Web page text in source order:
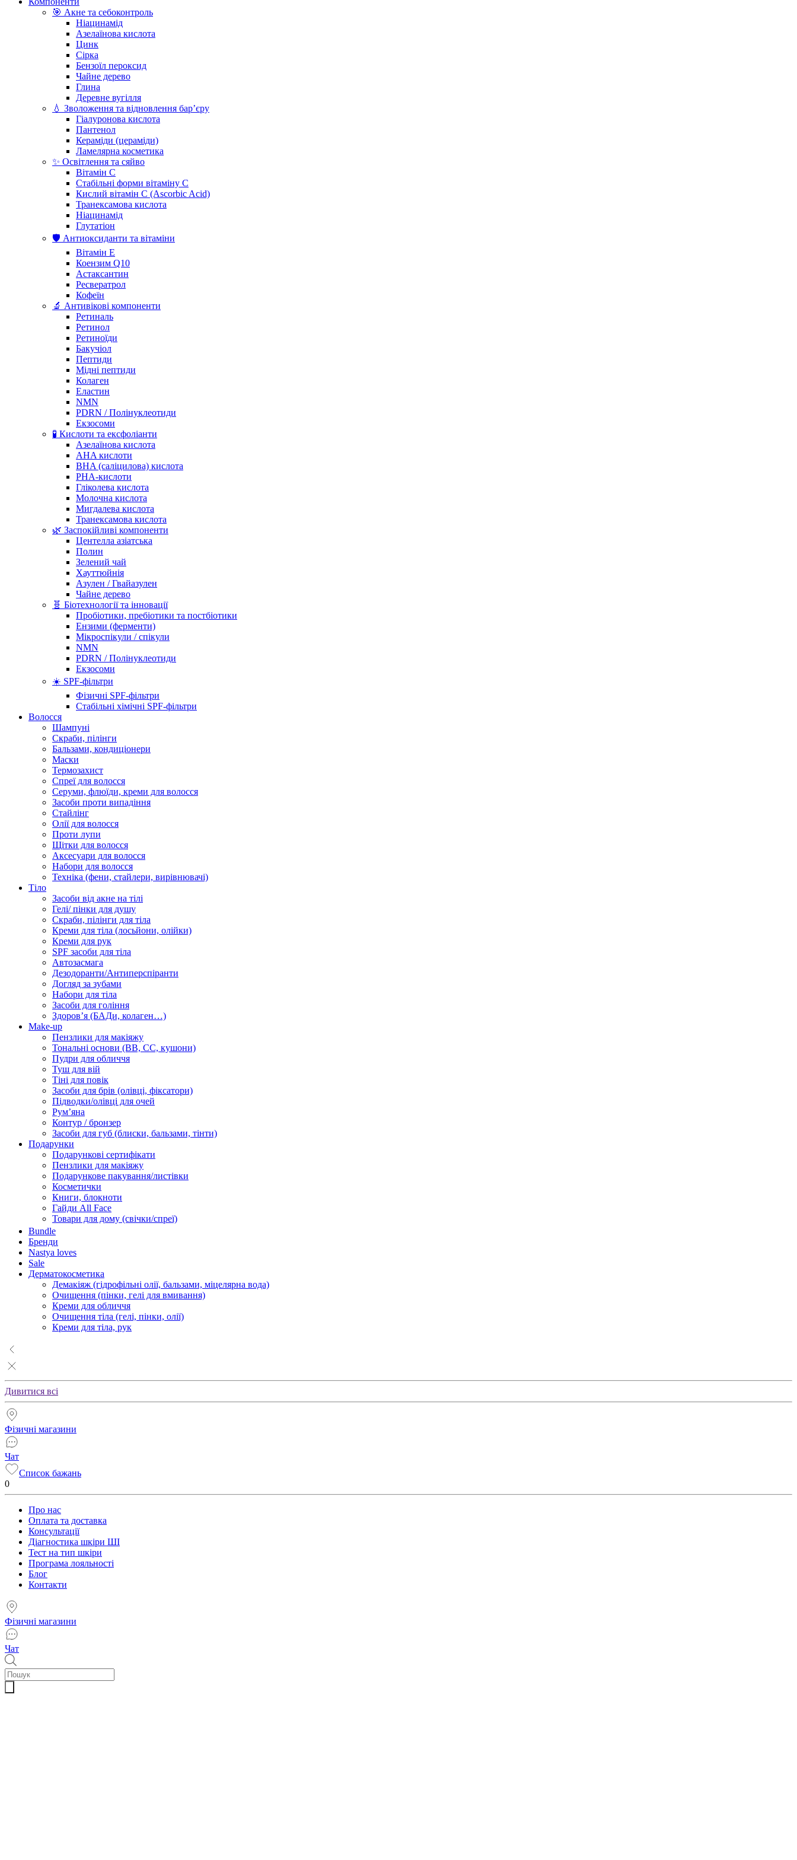
🎯 Акне та себоконтроль
Ніацинамід
Азелаїнова кислота
Цинк
Сірка
Бензоїл пероксид
Чайне дерево
Глина
Деревне вугілля
💧 Зволоження та відновлення бар’єру
Гіалуронова кислота
Пантенол
Кераміди (цераміди)
Ламелярна косметика
✨ Освітлення та сяйво
Вітамін С
Стабільні форми вітаміну С
Кислий вітамін С (Ascorbic Acid)
Транексамова кислота
Ніацинамід
Глутатіон
🛡️ Антиоксиданти та вітаміни
Вітамін Е
Коензим Q10
Астаксантин
Ресвератрол
Кофеїн
🔬 Антивікові компоненти
Ретиналь
Ретинол
Ретиноїди
Бакучіол
Пептиди
Мідні пептиди
Колаген
Еластин
NMN
PDRN / Полінуклеотиди
Екзосоми
🧪 Кислоти та ексфоліанти
Азелаїнова кислота
AHA кислоти
BHA (саліцилова) кислота
PHA-кислоти
Гліколева кислота
Молочна кислота
Мигдалева кислота
Транексамова кислота
🌿 Заспокійливі компоненти
Центелла азіатська
Полин
Зелений чай
Хауттюйнія
Азулен / Гвайазулен
Чайне дерево
🧬 Біотехнології та інновації
Пробіотики, пребіотики та постбіотики
Ензими (ферменти)
Мікроспікули / спікули
NMN
PDRN / Полінуклеотиди
Екзосоми
☀️ SPF-фільтри
Фізичні SPF-фільтри
Стабільні хімічні SPF-фільтри
Волосся
Шампуні
Скраби, пілінги
Бальзами, кондиціонери
Маски
Термозахист
Спреї для волосся
Серуми, флюїди, креми для волосся
Засоби проти випадіння
Стайлінг
Олії для волосся
Проти лупи
Щітки для волосся
Аксесуари для волосся
Набори для волосся
Техніка (фени, стайлери, вирівнювачі)
Тіло
Засоби від акне на тілі
Гелі/ пінки для душу
Скраби, пілінги для тіла
Креми для тіла (лосьйони, олійки)
Креми для рук
SPF засоби для тіла
Автозасмага
Дезодоранти/Антиперспіранти
Догляд за зубами
Набори для тіла
Засоби для гоління
Здоровʼя (БАДи, колаген…)
Make-up
Пензлики для макіяжу
Тональні основи (BB, CC, кушони)
Пудри для обличчя
Туш для вій
Тіні для повік
Засоби для брів (олівці, фіксатори)
Підводки/олівці для очей
Румʼяна
Контур / бронзер
Засоби для губ (блиски, бальзами, тінти)
Подарунки
Подарункові сертифікати
Пензлики для макіяжу
Подарункове пакування/листівки
Косметички
Книги, блокноти
Гайди All Face
Товари для дому (свічки/спреї)
Bundle
Бренди
Nastya loves
Sale
Дерматокосметика
Демакіяж (гідрофільні олії, бальзами, міцелярна вода)
Очищення (пінки, гелі для вмивання)
Креми для обличчя
Очищення тіла (гелі, пінки, олії)
Креми для тіла, рук
Дивитися всі
Фізичні магазини
Чат
Список бажань
0
Про нас
Оплата та доставка
Консультації
Діагностика шкіри ШІ
Тест на тип шкіри
Програма лояльності
Блог
Контакти
Фізичні магазини
Чат
Пошук
товарів